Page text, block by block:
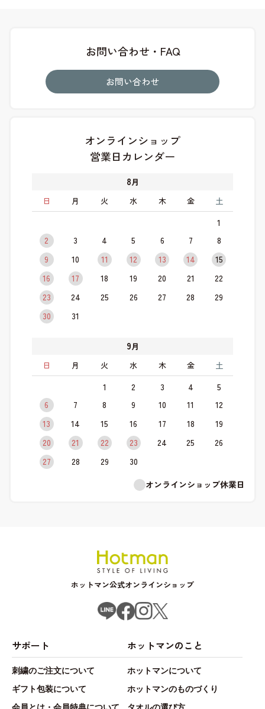
お問い合わせ・FAQ
お問い合わせ
オンラインショップ
営業日カレンダー
8月
日
月 火 水 木 金 土
1
2
3 4 5 6 7
8
9
10 11 12 13 14
15
16
17 18 19 20 21
22
23
24 25 26 27 28
29
30
31
9月
日
月 火 水 木 金 土
1 2 3 4
5
6
7 8 9 10 11
12
13
14 15 16 17 18
19
20
21 22 23 24 25
26
27
28 29
30
オンラインショップ休業日
ホットマン公式オンラインショップ
サポート
刺繍のご注文について
ギフト包装について
会員とは・会員特典について
ホットマンのこと
ホットマンについて
ホットマンのものづくり
タオルの選び方